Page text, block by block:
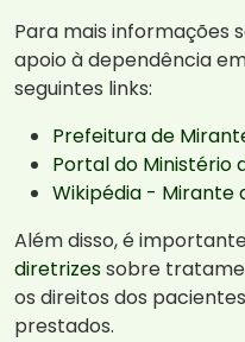
Para mais informações
apoio à dependência
seguintes links:
Prefeitura de
Portal do Ministério
Wikipédia - Mirante
Além disso, é
diretrizessobre
os direitos dos
prestados.